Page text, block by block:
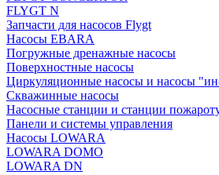
FLYGT N
Запчасти для насосов Flygt
Насосы EBARA
Погружные дренажные насосы
Поверхностные насосы
Циркуляционные насосы и насосы
Скважинные насосы
Насосные станции и станции
Панели и системы управления
Насосы LOWARA
LOWARA DOMO
LOWARA DN